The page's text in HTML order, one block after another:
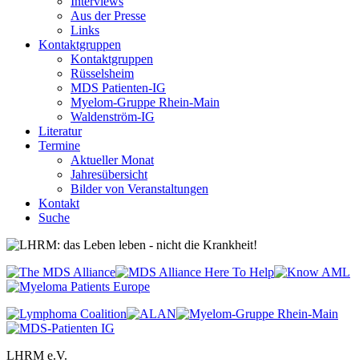
Aus der Presse
Links
Kontaktgruppen
Kontaktgruppen
Rüsselsheim
MDS Patienten-IG
Myelom-Gruppe Rhein-Main
Waldenström-IG
Literatur
Termine
Aktueller Monat
Jahresübersicht
Bilder von Veranstaltungen
Kontakt
Suche
LHRM e.V.